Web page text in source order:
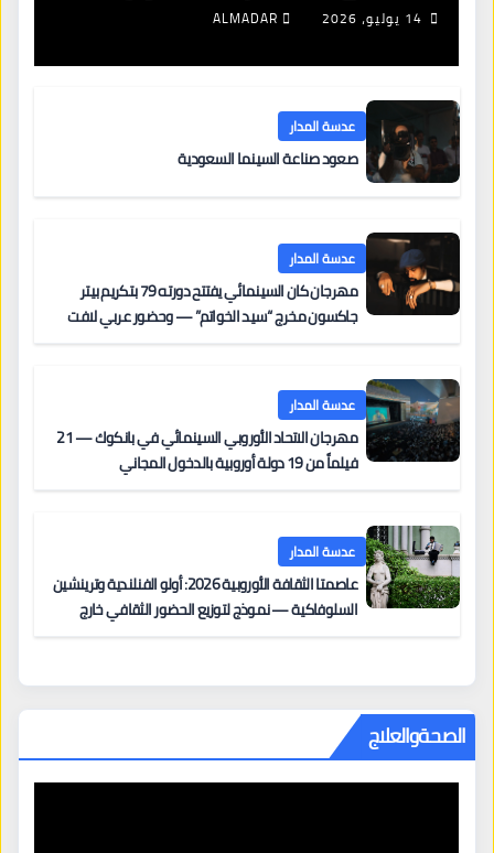
جديدة لتجديد الإقامات
14 يوليو، 2026 ALMADAR
عدسة المدار
صعود صناعة السينما السعودية
عدسة المدار
مهرجان كان السينمائي يفتتح دورته 79 بتكريم بيتر
جاكسون مخرج “سيد الخواتم” — وحضور عربي لافت
عدسة المدار
مهرجان الاتحاد الأوروبي السينمائي في بانكوك — 21
فيلماً من 19 دولة أوروبية بالدخول المجاني
عدسة المدار
عاصمتا الثقافة الأوروبية 2026: أولو الفنلندية وترينشين
السلوفاكية — نموذج لتوزيع الحضور الثقافي خارج
الصحةوالعلاج